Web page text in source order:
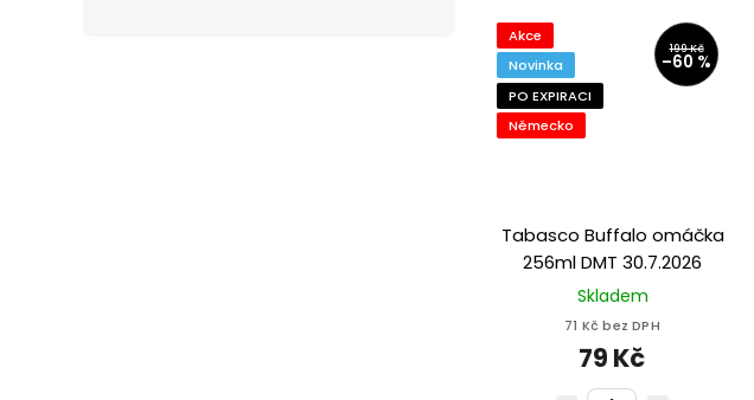
Akce
Novinka
PO EXPIRACI
Německo
199 Kč
–60 %
Tabasco Buffalo omáčka
256ml DMT 30.7.2026
Skladem
71 Kč bez DPH
79 Kč